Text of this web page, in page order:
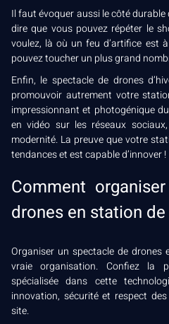
Il faut évoquer aussi le côté durable
dire que vous pouvez répéter le
voulez, là où un feu d’artifice est
pouvez toucher un plus grand
Enfin, le spectacle de drones
promouvoir autrement votre
impressionnant et photogénique
en vidéo sur les réseaux
modernité. La preuve que votre
tendances et est capable d’innover !
Comment
drones en station de
Organiser un spectacle de drones
vraie organisation. Confiez la
spécialisée dans cette
innovation, sécurité et respect
site.